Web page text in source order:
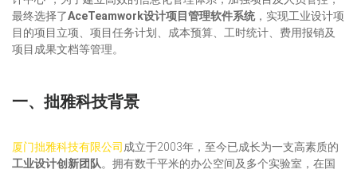
最终选择了AceTeamwork设计项目管理软件系统，实现工业设计项
目的项目立项、项目任务计划、成本预算、工时统计、费用报销及
项目成果文档等管理。
一、拙雅科技背景
厦门拙雅科技有限公司 成立于2003年，至今已成长为一支高素质的
工业设计创新团队。拥有数千平米的办公空间及多个实验室，在国